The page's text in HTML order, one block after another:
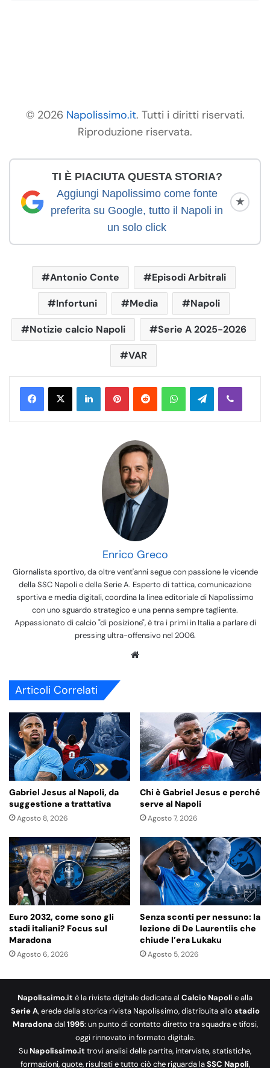
© 2026 Napolissimo.it. Tutti i diritti riservati.
Riproduzione riservata.
TI È PIACIUTA QUESTA STORIA?
Aggiungi Napolissimo come fonte
preferita su Google, tutto il Napoli in
un solo click
★
Antonio Conte Episodi Arbitrali
Infortuni Media Napoli
Notizie calcio Napoli Serie A 2025-2026
VAR
WhatsApp Telegram
Enrico Greco
Giornalista sportivo, da oltre vent'anni segue con passione le vicende
della SSC Napoli e della Serie A. Esperto di tattica, comunicazione
sportiva e media digitali, coordina la linea editoriale di Napolissimo
con uno sguardo strategico e una penna sempre tagliente.
Appassionato di calcio "di posizione", è tra i primi in Italia a parlare di
pressing ultra-offensivo nel 2006.
Articoli Correlati
Gabriel Jesus al Napoli, da
suggestione a trattativa
Agosto 8, 2026
Chi è Gabriel Jesus e perché
serve al Napoli
Agosto 7, 2026
Euro 2032, come sono gli
stadi italiani? Focus sul
Maradona
Agosto 6, 2026
Senza sconti per nessuno: la
lezione di De Laurentiis che
chiude l’era Lukaku
Agosto 5, 2026
Napolissimo.it è la rivista digitale dedicata al Calcio Napoli e alla
Serie A, erede della storica rivista Napolissimo, distribuita allo stadio
Maradona dal 1995: un punto di contatto diretto tra squadra e tifosi,
oggi rinnovato in formato digitale.
SuNapolissimo.it trovi analisi delle partite, interviste, statistiche,
formazioni, quote, risultati e tutto ciò che riguarda laSSC Napoli,